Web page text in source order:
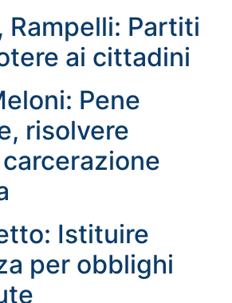
Rampelli: Partiti
ai cittadini
Pene
risolvere
Istituire
per obblighi